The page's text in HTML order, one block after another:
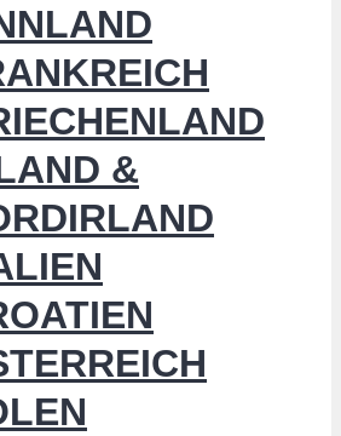
&